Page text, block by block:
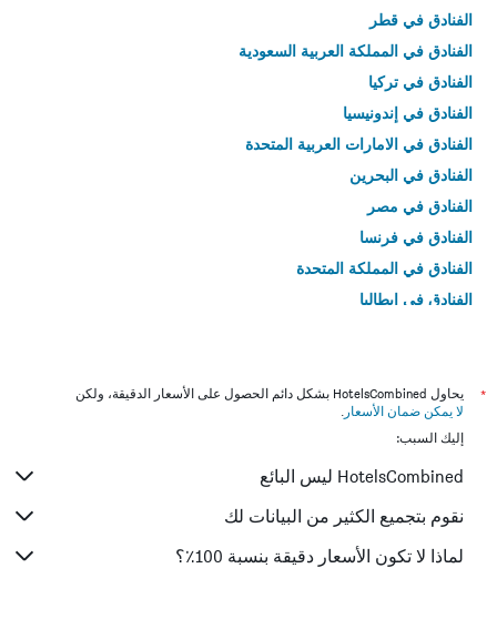
الفنادق في قطر
الفنادق في المملكة العربية السعودية
الفنادق في تركيا
الفنادق في إندونيسيا
الفنادق في الامارات العربية المتحدة
الفنادق في البحرين
الفنادق في مصر
الفنادق في فرنسا
الفنادق في المملكة المتحدة
الفنادق في إيطاليا
*
يحاول HotelsCombined بشكل دائم الحصول على الأسعار الدقيقة، ولكن
لا يمكن ضمان الأسعار .
إليك السبب:
HotelsCombined ليس البائع
نقوم بتجميع الكثير من البيانات لك
لماذا لا تكون الأسعار دقيقة بنسبة 100٪؟